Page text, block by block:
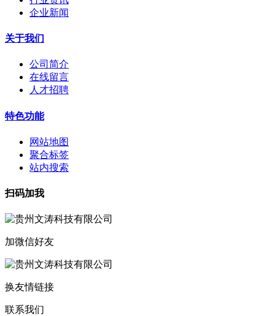
企业新闻
关于我们
公司简介
在线留言
人才招聘
特色功能
网站地图
聚合标签
站内搜索
扫码加我
加微信好友
换友情链接
联系我们